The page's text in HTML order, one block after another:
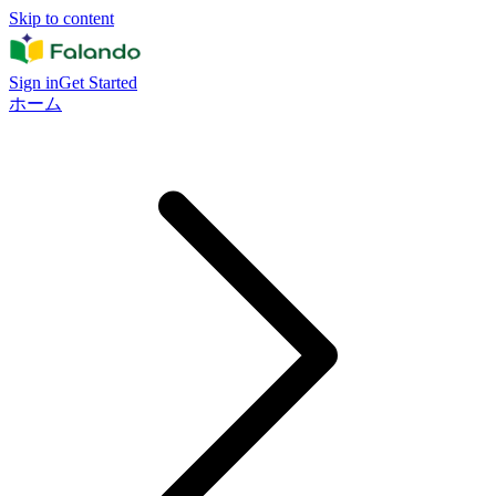
Skip to content
Sign inGet Started
ホーム